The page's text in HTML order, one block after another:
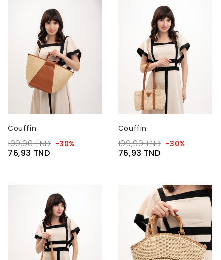
Couffin
109,90 TND -30%
76,93 TND
Couffin
109,90 TND -30%
76,93 TND